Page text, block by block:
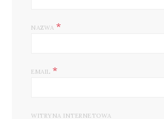
NAZWA *
EMAIL *
WITRYNA INTERNETOWA